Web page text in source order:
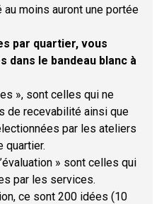
moins auront une portée
par quartier, vous
le bandeau blanc à
», sont celles qui ne
de recevabilité ainsi que
par les ateliers
quartier.
» sont celles qui
par les services.
ce sont 200 idées (10